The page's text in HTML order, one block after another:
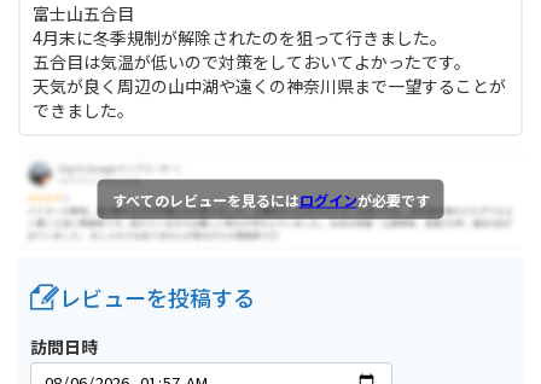
富士山五合目
4月末に冬季規制が解除されたのを狙って行きました。
五合目は気温が低いので対策をしておいてよかったです。
天気が良く周辺の山中湖や遠くの神奈川県まで一望することが
できました。
すべてのレビューを見るにはログインが必要です
レビューを投稿する
訪問日時